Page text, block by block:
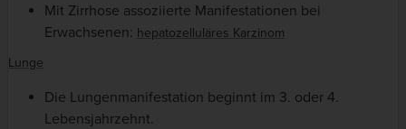
Mit Zirrhose assoziierte Manifestationen bei
Erwachsenen: hepatozelluläres Karzinom
Lunge
Die Lungenmanifestation beginnt im 3. oder 4.
Lebensjahrzehnt.